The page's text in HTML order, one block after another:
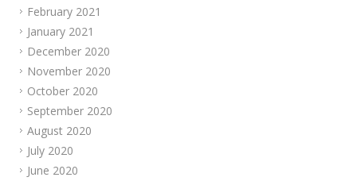
February 2021
January 2021
December 2020
November 2020
October 2020
September 2020
August 2020
July 2020
June 2020